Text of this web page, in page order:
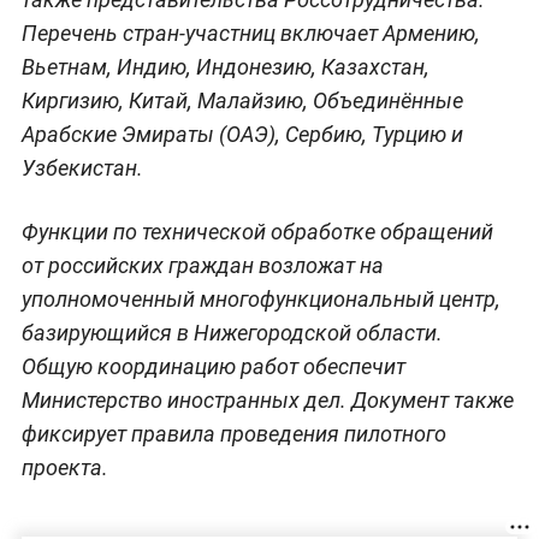
Перечень стран-участниц включает Армению,
Вьетнам, Индию, Индонезию, Казахстан,
Киргизию, Китай, Малайзию, Объединённые
Арабские Эмираты (ОАЭ), Сербию, Турцию и
Узбекистан.
Функции по технической обработке обращений
от российских граждан возложат на
уполномоченный многофункциональный центр,
базирующийся в Нижегородской области.
Общую координацию работ обеспечит
Министерство иностранных дел. Документ также
фиксирует правила проведения пилотного
проекта.